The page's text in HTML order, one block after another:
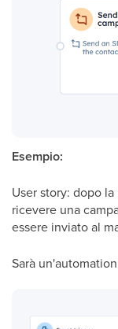
Esempio:
Userstory: dopo
ricevere una
essere inviato al
Sarà